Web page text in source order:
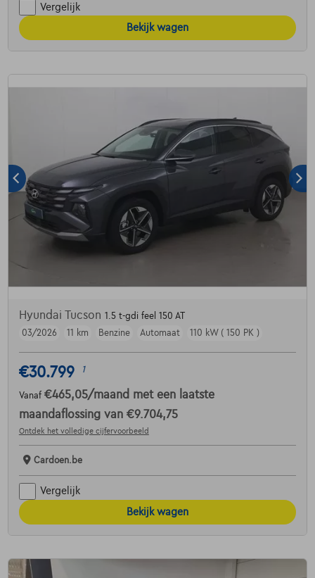
Vergelijk
Bekijk wagen
Hyundai Tucson 1.5 t-gdi feel 150 AT
03/2026
11 km Benzine Automaat 110 kW ( 150 PK )
€30.799 1
Vanaf €465,05/maand met een laatste
maandaflossing van €9.704,75
Ontdek het volledige cijfervoorbeeld
Cardoen.be
Vergelijk
Bekijk wagen